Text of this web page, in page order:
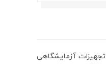
تجهیزات آزمایشگاهی